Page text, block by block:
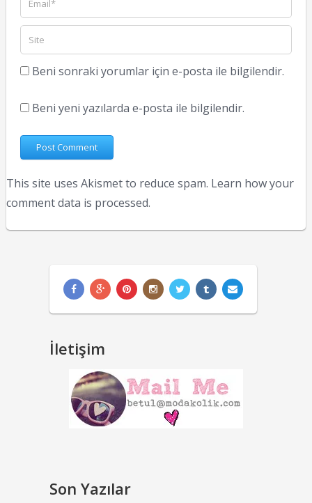
Beni sonraki yorumlar için e-posta ile bilgilendir.
Beni yeni yazılarda e-posta ile bilgilendir.
This site uses Akismet to reduce spam. Learn how your
comment data is processed.
İletişim
Son Yazılar